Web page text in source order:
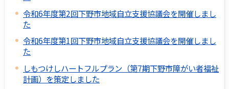
令和6年度第2回下野市地域自立支援協議会を開催しまし
た
令和6年度第1回下野市地域自立支援協議会を開催しまし
た
しもつけしハートフルプラン（第7期下野市障がい者福祉
計画）を策定しました